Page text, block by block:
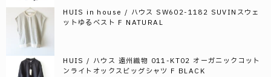
HUIS in house / ハウス SW602-1182 SUVINスウェ
ットゆるベスト F NATURAL
HUIS / ハウス 遠州織物 011-KT02 オーガニックコット
ンライトオックスビッグシャツ F BLACK